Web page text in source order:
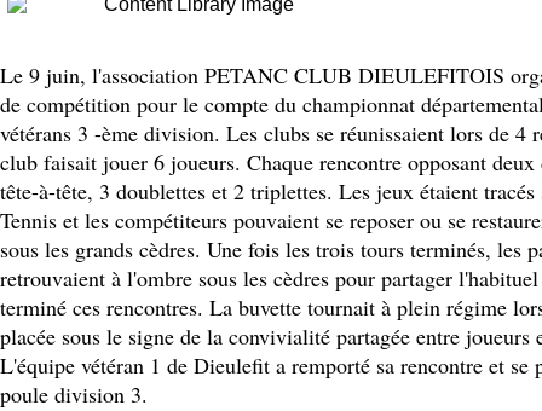
Le 9 juin, l'association PETANC CLUB DIEULEFITOIS
de compétition pour le compte du championnat
vétérans 3 -ème division. Les clubs se réunissaient lors de 4
club faisait jouer 6 joueurs. Chaque rencontre opposant
tête-à-tête, 3 doublettes et 2 triplettes. Les jeux étaient
Tennis et les compétiteurs pouvaient se reposer ou se
sous les grands cèdres. Une fois les trois tours terminés, les
retrouvaient à l'ombre sous les cèdres pour partager
terminé ces rencontres. La buvette tournait à plein régime
placée sous le signe de la convivialité partagée entre joueurs
L'équipe vétéran 1 de Dieulefit a remporté sa rencontre et se
poule division 3.